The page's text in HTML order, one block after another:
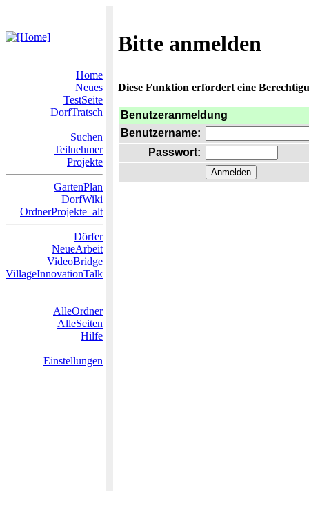
Bitte anmelden
Home
Neues
TestSeite
DorfTratsch
Suchen
Teilnehmer
Projekte
GartenPlan
DorfWiki
OrdnerProjekte_alt
Dörfer
NeueArbeit
VideoBridge
VillageInnovationTalk
AlleOrdner
AlleSeiten
Hilfe
Einstellungen
Diese Funktion erfordert eine
Benutzeranmeldung
Benutzername:
Passwort: